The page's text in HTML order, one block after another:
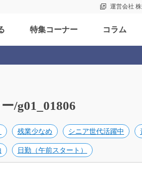
運営会社
特集コーナー コラム
/g01_01806
残業少なめ シニア世代活躍中
日勤（午前スタート）